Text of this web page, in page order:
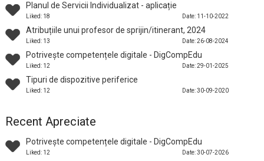
Planul de Servicii Individualizat - aplicație
Liked: 18 Date: 11-10-2022
Atribuțiile unui profesor de sprijin/itinerant, 2024
Liked: 13 Date: 26-08-2024
Potrivește competențele digitale - DigCompEdu
Liked: 12 Date: 29-01-2025
Tipuri de dispozitive periferice
Liked: 12 Date: 30-09-2020
Recent Apreciate
Potrivește competențele digitale - DigCompEdu
Liked: 12 Date: 30-07-2026